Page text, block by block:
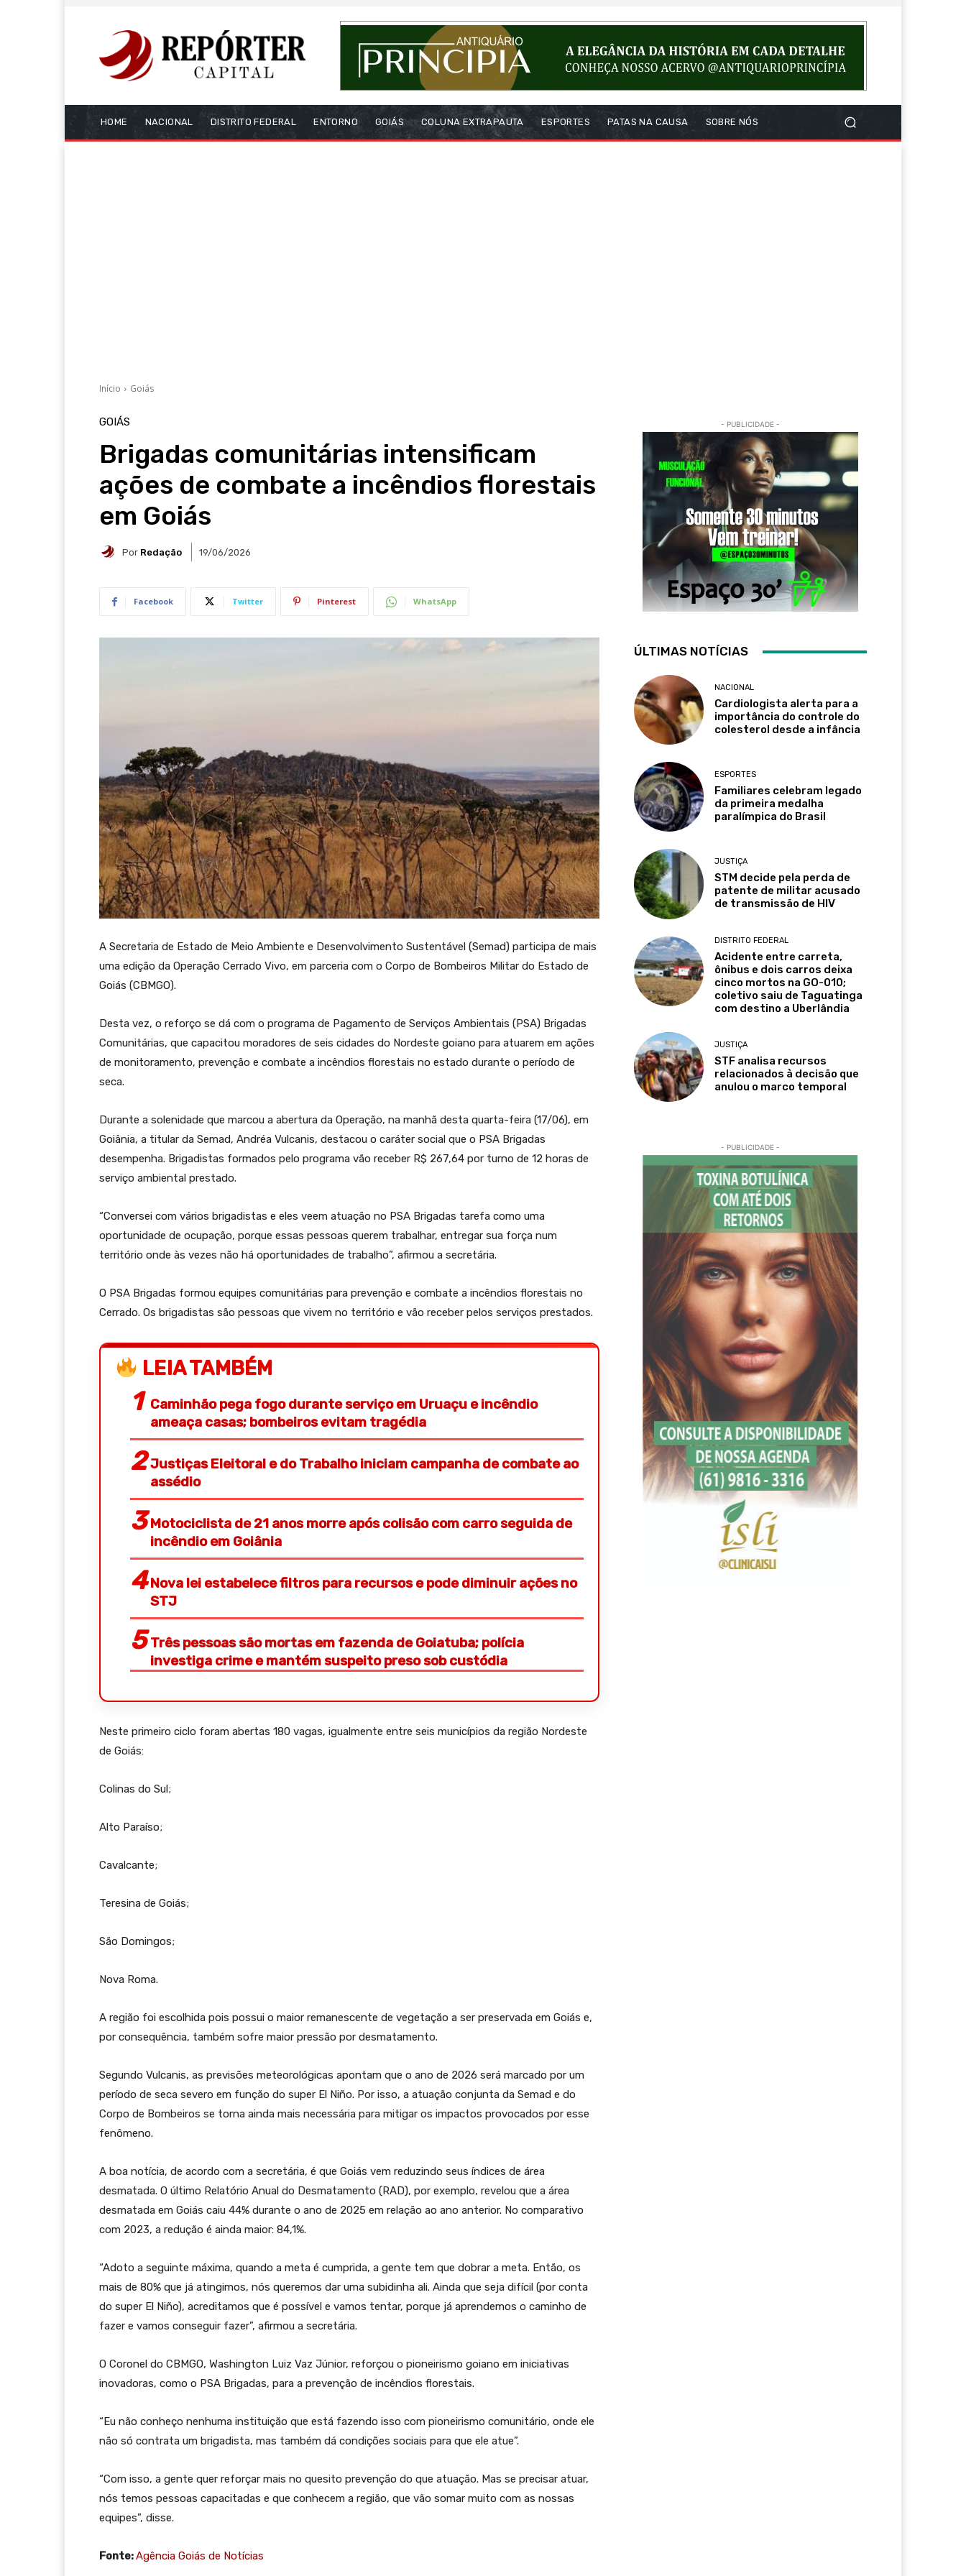
HOME NACIONAL DISTRITO FEDERAL ENTORNO GOIÁS COLUNA EXTRAPAUTA ESPORTES PATAS NA CAUSA SOBRE NÓS
Início Goiás
GOIÁS
Brigadas comunitárias intensificam
ações de combate a incêndios florestais
em Goiás
Por Redação 19/06/2026
Facebook Twitter Pinterest WhatsApp
A Secretaria de Estado de Meio Ambiente e Desenvolvimento Sustentável (Semad) participa de mais
uma edição da Operação Cerrado Vivo, em parceria com o Corpo de Bombeiros Militar do Estado de
Goiás (CBMGO).
Desta vez, o reforço se dá com o programa de Pagamento de Serviços Ambientais (PSA) Brigadas
Comunitárias, que capacitou moradores de seis cidades do Nordeste goiano para atuarem em ações
de monitoramento, prevenção e combate a incêndios florestais no estado durante o período de
seca.
Durante a solenidade que marcou a abertura da Operação, na manhã desta quarta-feira (17/06), em
Goiânia, a titular da Semad, Andréa Vulcanis, destacou o caráter social que o PSA Brigadas
desempenha. Brigadistas formados pelo programa vão receber R$ 267,64 por turno de 12 horas de
serviço ambiental prestado.
“Conversei com vários brigadistas e eles veem atuação no PSA Brigadas tarefa como uma
oportunidade de ocupação, porque essas pessoas querem trabalhar, entregar sua força num
território onde às vezes não há oportunidades de trabalho”, afirmou a secretária.
O PSA Brigadas formou equipes comunitárias para prevenção e combate a incêndios florestais no
Cerrado. Os brigadistas são pessoas que vivem no território e vão receber pelos serviços prestados.
LEIA TAMBÉM
Caminhão pega fogo durante serviço em Uruaçu e incêndio
ameaça casas; bombeiros evitam tragédia
Justiças Eleitoral e do Trabalho iniciam campanha de combate ao
assédio
Motociclista de 21 anos morre após colisão com carro seguida de
incêndio em Goiânia
Nova lei estabelece filtros para recursos e pode diminuir ações no
STJ
Três pessoas são mortas em fazenda de Goiatuba; polícia
investiga crime e mantém suspeito preso sob custódia
Neste primeiro ciclo foram abertas 180 vagas, igualmente entre seis municípios da região Nordeste
de Goiás:
Colinas do Sul;
Alto Paraíso;
Cavalcante;
Teresina de Goiás;
São Domingos;
Nova Roma.
A região foi escolhida pois possui o maior remanescente de vegetação a ser preservada em Goiás e,
por consequência, também sofre maior pressão por desmatamento.
Segundo Vulcanis, as previsões meteorológicas apontam que o ano de 2026 será marcado por um
período de seca severo em função do super El Niño. Por isso, a atuação conjunta da Semad e do
Corpo de Bombeiros se torna ainda mais necessária para mitigar os impactos provocados por esse
fenômeno.
A boa notícia, de acordo com a secretária, é que Goiás vem reduzindo seus índices de área
desmatada. O último Relatório Anual do Desmatamento (RAD), por exemplo, revelou que a área
desmatada em Goiás caiu 44% durante o ano de 2025 em relação ao ano anterior. No comparativo
com 2023, a redução é ainda maior: 84,1%.
“Adoto a seguinte máxima, quando a meta é cumprida, a gente tem que dobrar a meta. Então, os
mais de 80% que já atingimos, nós queremos dar uma subidinha ali. Ainda que seja difícil (por conta
do super El Niño), acreditamos que é possível e vamos tentar, porque já aprendemos o caminho de
fazer e vamos conseguir fazer”, afirmou a secretária.
O Coronel do CBMGO, Washington Luiz Vaz Júnior, reforçou o pioneirismo goiano em iniciativas
inovadoras, como o PSA Brigadas, para a prevenção de incêndios florestais.
“Eu não conheço nenhuma instituição que está fazendo isso com pioneirismo comunitário, onde ele
não só contrata um brigadista, mas também dá condições sociais para que ele atue”.
“Com isso, a gente quer reforçar mais no quesito prevenção do que atuação. Mas se precisar atuar,
nós temos pessoas capacitadas e que conhecem a região, que vão somar muito com as nossas
equipes”, disse.
Fonte:Agência Goiás de Notícias
- PUBLICIDADE -
ÚLTIMAS NOTÍCIAS
NACIONAL
Cardiologista alerta para a
importância do controle do
colesterol desde a infância
ESPORTES
Familiares celebram legado
da primeira medalha
paralímpica do Brasil
JUSTIÇA
STM decide pela perda de
patente de militar acusado
de transmissão de HIV
DISTRITO FEDERAL
Acidente entre carreta,
ônibus e dois carros deixa
cinco mortos na GO-010;
coletivo saiu de Taguatinga
com destino a Uberlândia
JUSTIÇA
STF analisa recursos
relacionados à decisão que
anulou o marco temporal
- PUBLICIDADE -